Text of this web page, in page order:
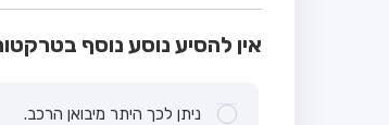
אין להסיע נוסע נוסף
ניתן לכך היתר מיבואן הרכב.